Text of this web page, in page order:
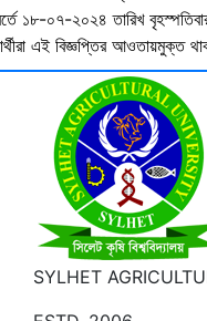
১৮-০৭-২০২৪ তারিখ
এই বিজ্ঞপ্তির আওতায়মুক্ত
SYLHET